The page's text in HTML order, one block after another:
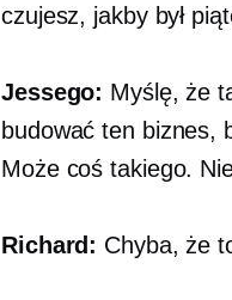
czujesz, jakby był
Jessego: Myślę, że
budować ten biznes,
Może coś takiego.
Richard: Chyba, że